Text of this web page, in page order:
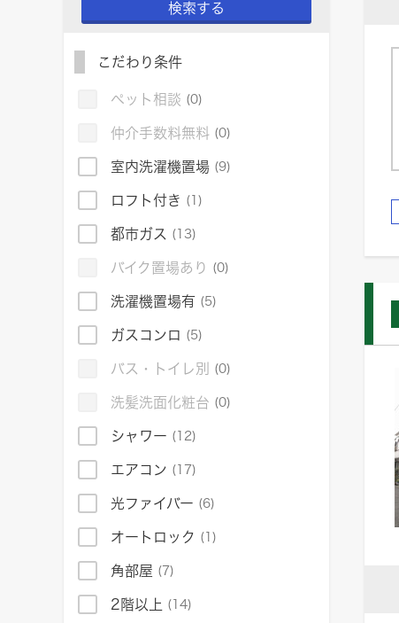
検索する
こだわり条件
ペット相談 (0)
仲介手数料無料 (0)
室内洗濯機置場 (9)
ロフト付き (1)
都市ガス (13)
バイク置場あり (0)
洗濯機置場有 (5)
ガスコンロ (5)
バス・トイレ別 (0)
洗髪洗面化粧台 (0)
シャワー (12)
エアコン (17)
光ファイバー (6)
オートロック (1)
角部屋 (7)
2階以上 (14)